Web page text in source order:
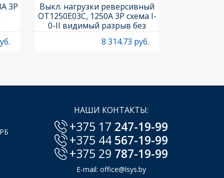
3P
Выкл. нагрузки реверсивный
OT1250E03C, 1250A 3P схема I-
0-II видимый разрыв без
рукоятки
8 314.73 руб.
НАШИ КОНТАКТЫ:
+375 17 247-19-99
+375 44 567-19-99
+375 29 787-19-99
E-mail: office@lsys.by